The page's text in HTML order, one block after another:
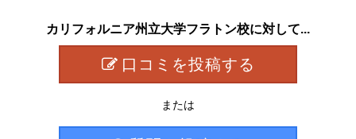
カリフォルニア州立大学フラトン校に対して...
口コミを投稿する
または